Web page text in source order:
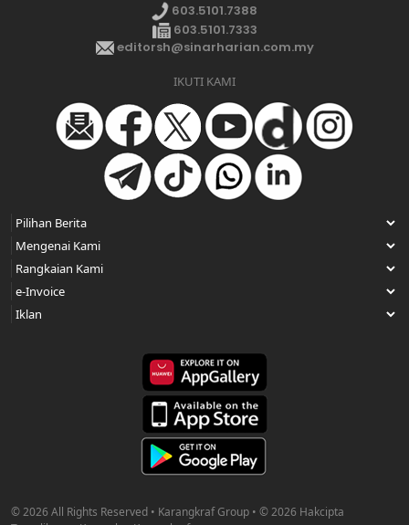
603.5101.7388
603.5101.7333
editorsh@sinarharian.com.my
IKUTI KAMI
© 2026 All Rights Reserved • Karangkraf Group • © 2026 Hakcipta